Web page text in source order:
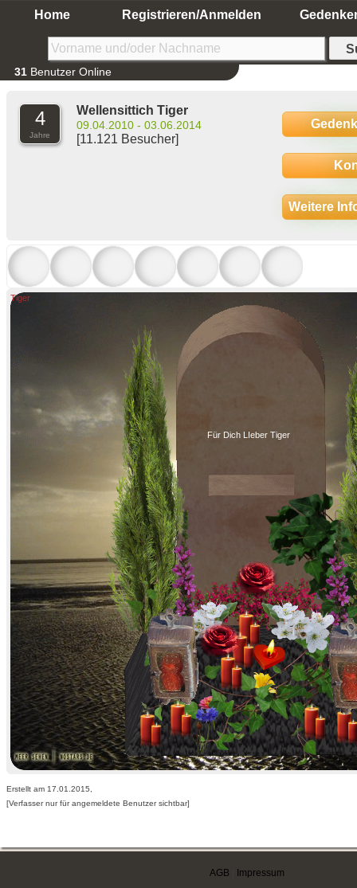
Home Registrieren/Anmelden
31 Benutzer Online
4
Jahre
Wellensittich Tiger
09.04.2010 - 03.06.2014
[11.121 Besucher]
Weitere
Tiger
Für Dich LIeber Tiger
Erstellt am 17.01.2015,
[Verfasser nur für angemeldete Benutzer sichtbar]
AGB Impressum